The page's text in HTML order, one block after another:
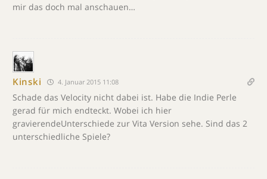
mir das doch mal anschauen…
Kinski 4. Januar 2015 11:08
Schade das Velocity nicht dabei ist. Habe die Indie Perle
gerad für mich endteckt. Wobei ich hier
gravierendeUnterschiede zur Vita Version sehe. Sind das 2
unterschiedliche Spiele?